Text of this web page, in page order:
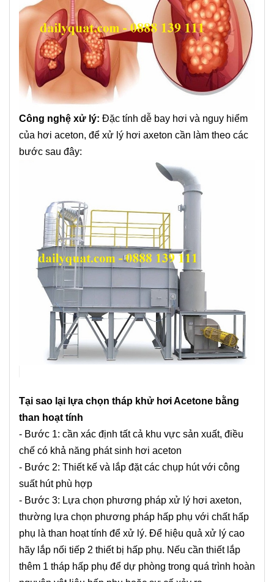
Công nghệ xử lý: Đặc tính dễ bay hơi và nguy hiểm
của hơi aceton, để xử lý hơi axeton cần làm theo các
bước sau đây:
Tại sao lại lựa chọn tháp khử hơi Acetone bằng
than hoạt tính
- Bước 1: cần xác định tất cả khu vực sản xuất, điều
chế có khả năng phát sinh hơi aceton
- Bước 2: Thiết kế và lắp đặt các chụp hút với công
suất hút phù hợp
- Bước 3: Lựa chọn phương pháp xử lý hơi axeton,
thường lựa chọn phương pháp hấp phụ với chất hấp
phụ là than hoạt tính để xử lý. Để hiệu quả xử lý cao
hãy lắp nối tiếp 2 thiết bị hấp phụ. Nếu cần thiết lắp
thêm 1 tháp hấp phụ để dự phòng trong quá trình hoàn